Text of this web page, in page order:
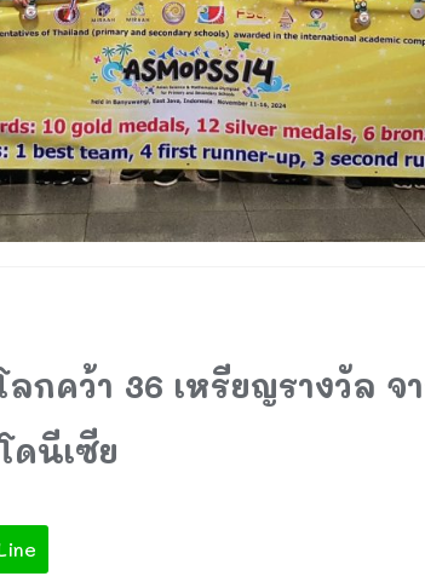
กคว้า 36 เหรียญรางวัล จ
ดนีเซีย